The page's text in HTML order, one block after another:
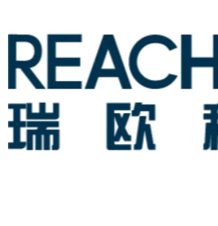
PVC
PP
安全包裝技術
高阻隔
PET